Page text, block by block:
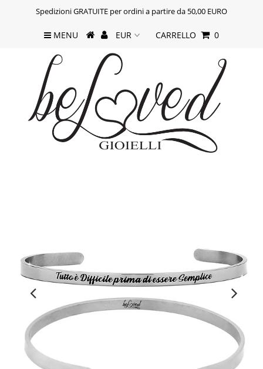
Spedizioni GRATUITE per ordini a partire da 50,00 EURO
MENU CARRELLO 0